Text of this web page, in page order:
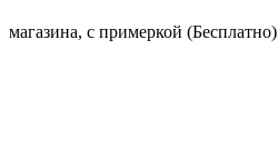
магазина, с примеркой (Бесплатно)